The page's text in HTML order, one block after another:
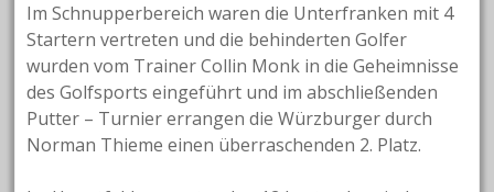
Im Schnupperbereich waren die Unterfranken mit 4
Startern vertreten und die behinderten Golfer
wurden vom Trainer Collin Monk in die Geheimnisse
des Golfsports eingeführt und im abschließenden
Putter – Turnier errangen die Würzburger durch
Norman Thieme einen überraschenden 2. Platz.